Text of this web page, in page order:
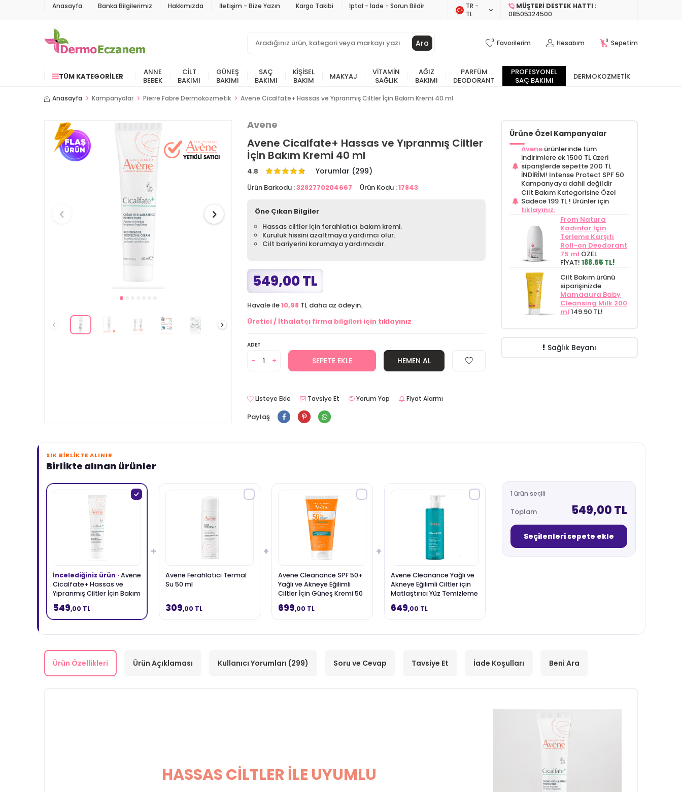
Anasayfa Banka Bilgilerimiz Hakkımızda İletişim - Bize Yazın Kargo Takibi İptal - İade - Sorun Bildir
TR −
TL
MÜŞTERI DESTEK HATTI :
08505324500
Ara 0 Favorilerim Hesabım 0 Sepetim
TÜM KATEGORILER
ANNE
BEBEK
CILT
BAKIMI
GÜNEŞ
BAKIMI
SAÇ
BAKIMI
KIŞISEL
BAKIM
MAKYAJ
VITAMIN
SAĞLIK
AĞIZ
BAKIMI
PARFÜM
DEODORANT
PROFESYONEL
SAÇ BAKIMI
DERMOKOZMETIK
Anasayfa Kampanyalar Pierre Fabre Dermokozmetik Avene Cicalfate+ Hassas ve Yıpranmış Ciltler İçin Bakım Kremi 40 ml
Avene
Avene Cicalfate+ Hassas ve Yıpranmış Ciltler
İçin Bakım Kremi 40 ml
4.8 Yorumlar (299)
Ürün Barkodu :3282770204667 Ürün Kodu :17843
Öne Çıkan Bilgiler
Hassas ciltler için ferahlatıcı bakım kremi.
Kuruluk hissini azaltmaya yardımcı olur.
Cilt bariyerini korumaya yardımcıdır.
549,00 TL
Havale ile10,98 TL daha az ödeyin.
Üretici / İthalatçı firma bilgileri için tıklayınız
ADET
SEPETE EKLE HEMEN AL
Listeye Ekle Tavsiye Et Yorum Yap Fiyat Alarmı
Paylaş
Ürüne Özel Kampanyalar
Avene ürünlerinde tüm
indirimlere ek 1500 TL üzeri
siparişlerde sepette 200 TL
İNDİRİM! Intense Protect SPF 50
Kampanyaya dahil değildir
Cilt Bakım Kategorisine Özel
Sadece 199 TL ! Ürünler için
tıklayınız.
From Natura
Kadınlar İçin
Terleme Karşıtı
Roll-on Deodorant
75 ml ÖZEL
FİYAT! 188.55 TL!
Cilt Bakım ürünü
siparişinizde
Mamaaura Baby
Cleansing Milk 200
ml 149.90 TL!
Sağlık Beyanı
SIK BIRLIKTE ALINIR
Birlikte alınan ürünler
İncelediğiniz ürün · Avene
Cicalfate+ Hassas ve
Yıpranmış Ciltler İçin Bakım
Kremi 40 ml
549,00 TL
+
Avene Ferahlatıcı Termal
Su 50 ml
309,00 TL
+
Avene Cleanance SPF 50+
Yağlı ve Akneye Eğilimli
Ciltler İçin Güneş Kremi 50
ml
699,00 TL
+
Avene Cleanance Yağlı ve
Akneye Eğilimli Ciltler için
Matlaştırıcı Yüz Temizleme
Jeli 400 ml
649,00 TL
1 ürün seçili
Toplam 549,00 TL
Seçilenleri sepete ekle
Ürün Özellikleri Ürün Açıklaması Kullanıcı Yorumları (299) Soru ve Cevap Tavsiye Et İade Koşulları Beni Ara
HASSAS CİLTLER İLE UYUMLU